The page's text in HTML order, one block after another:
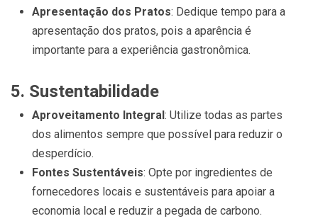
Apresentação dos Pratos: Dedique tempo para a
apresentação dos pratos, pois a aparência é
importante para a experiência gastronômica.
5. Sustentabilidade
Aproveitamento Integral: Utilize todas as partes
dos alimentos sempre que possível para reduzir o
desperdício.
Fontes Sustentáveis: Opte por ingredientes de
fornecedores locais e sustentáveis para apoiar a
economia local e reduzir a pegada de carbono.